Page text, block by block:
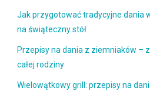
Jak przygotować tradycyjne dania
na świąteczny stół
Przepisy na dania z ziemniaków –
całej rodziny
Wielowątkowy grill: przepisy na